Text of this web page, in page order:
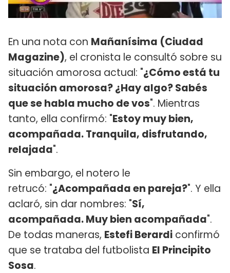
En una nota con Mañanísima (Ciudad
Magazine), el cronista le consultó sobre su
situación amorosa actual: "¿Cómo está tu
situación amorosa? ¿Hay algo? Sabés
que se habla mucho de vos". Mientras
tanto, ella confirmó: "Estoy muy bien,
acompañada. Tranquila, disfrutando,
relajada".
Sin embargo, el notero le
retrucó: "¿Acompañada en pareja?". Y ella
aclaró, sin dar nombres: "Sí,
acompañada. Muy bien acompañada".
De todas maneras, Estefi Berardi confirmó
que se trataba del futbolista El Principito
Sosa.